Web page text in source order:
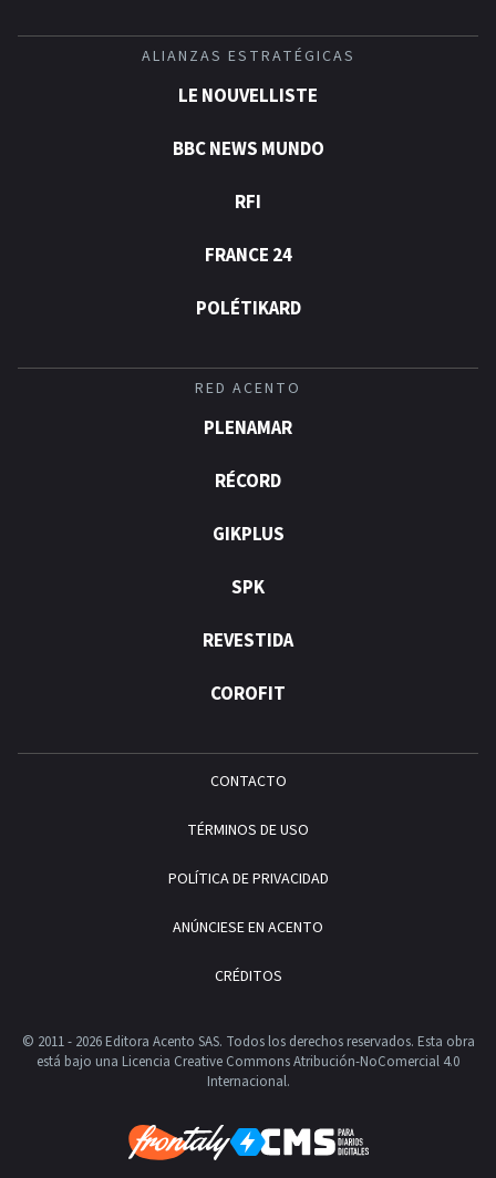
ALIANZAS ESTRATÉGICAS
LE NOUVELLISTE
BBC NEWS MUNDO
RFI
FRANCE 24
POLÉTIKARD
RED ACENTO
PLENAMAR
RÉCORD
GIKPLUS
SPK
REVESTIDA
COROFIT
CONTACTO
TÉRMINOS DE USO
POLÍTICA DE PRIVACIDAD
ANÚNCIESE EN ACENTO
CRÉDITOS
© 2011 - 2026 Editora Acento SAS. Todos los derechos reservados. Esta obra
está bajo una Licencia Creative Commons Atribución-NoComercial 4.0
Internacional.